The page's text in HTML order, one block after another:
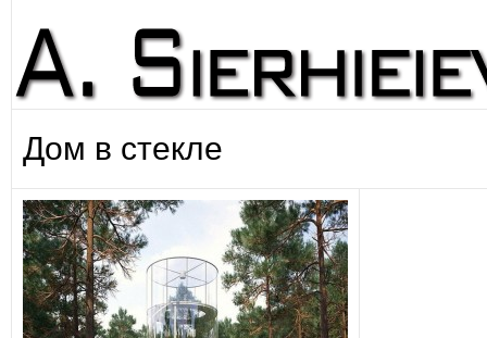
Дом в стекле